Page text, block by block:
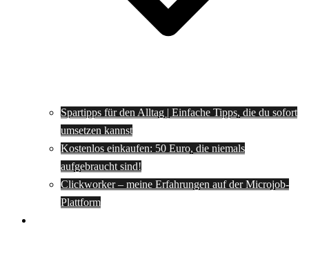
Spartipps für den Alltag | Einfache Tipps, die du sofort
umsetzen kannst
Kostenlos einkaufen: 50 Euro, die niemals
aufgebraucht sind!
Clickworker – meine Erfahrungen auf der Microjob-
Plattform